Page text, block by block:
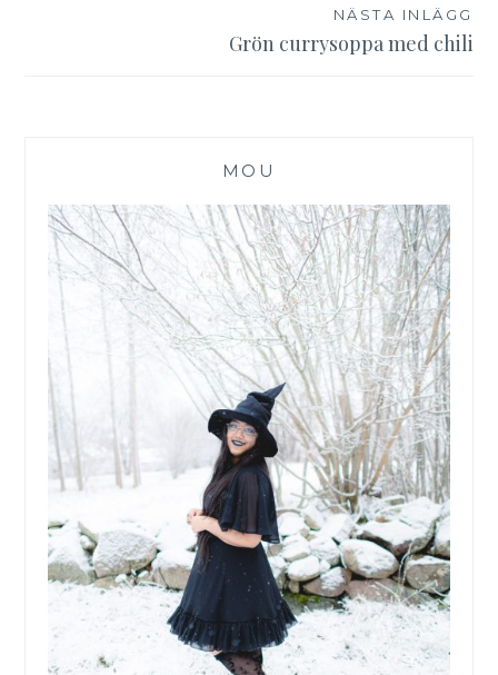
NÄSTA INLÄGG
Grön currysoppa med chili
MOU